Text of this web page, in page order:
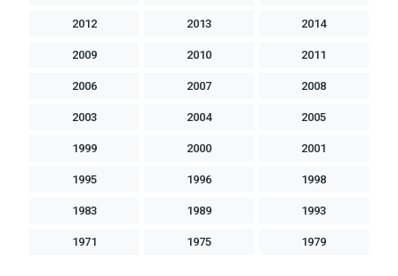
2014
2013
2012
2011
2010
2009
2008
2007
2006
2005
2004
2003
2001
2000
1999
1998
1996
1995
1993
1989
1983
1979
1975
1971